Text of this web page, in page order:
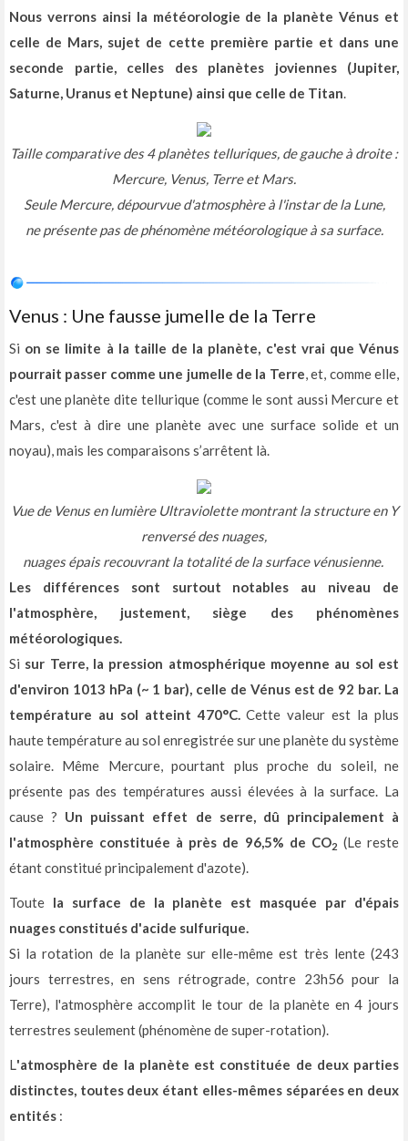
Nous verrons ainsi la météorologie de la planète Vénus et
celle de Mars, sujet de cette première partie et dans une
seconde partie, celles des planètes joviennes (Jupiter,
Saturne, Uranus et Neptune) ainsi que celle de Titan.
Taille comparative des 4 planètes telluriques, de gauche à droite :
Mercure, Venus, Terre et Mars.
Seule Mercure, dépourvue d'atmosphère à l'instar de la Lune,
ne présente pas de phénomène météorologique à sa surface.
Venus : Une fausse jumelle de la Terre
Si on se limite à la taille de la planète, c'est vrai que Vénus
pourrait passer comme une jumelle de la Terre, et, comme elle,
c'est une planète dite tellurique (comme le sont aussi Mercure et
Mars, c'est à dire une planète avec une surface solide et un
noyau), mais les comparaisons s’arrêtent là.
Vue de Venus en lumière Ultraviolette montrant la structure en Y
renversé des nuages,
nuages épais recouvrant la totalité de la surface vénusienne.
Les différences sont surtout notables au niveau de
l'atmosphère, justement, siège des phénomènes
météorologiques.
Si sur Terre, la pression atmosphérique moyenne au sol est
d'environ 1013 hPa (~ 1 bar), celle de Vénus est de 92 bar. La
température au sol atteint 470°C.Cette valeur est la plus
haute température au sol enregistrée sur une planète du système
solaire. Même Mercure, pourtant plus proche du soleil, ne
présente pas des températures aussi élevées à la surface. La
cause ? Un puissant effet de serre, dû principalement à
l'atmosphère constituée à près de 96,5% de CO2 (Le reste
étant constitué principalement d'azote).
Toute la surface de la planète est masquée par d'épais
nuages constitués d'acide sulfurique.
Si la rotation de la planète sur elle-même est très lente (243
jours terrestres, en sens rétrograde, contre 23h56 pour la
Terre), l'atmosphère accomplit le tour de la planète en 4 jours
terrestres seulement (phénomène de super-rotation).
L'atmosphère de la planète est constituée de deux parties
distinctes, toutes deux étant elles-mêmes séparées en deux
entités :